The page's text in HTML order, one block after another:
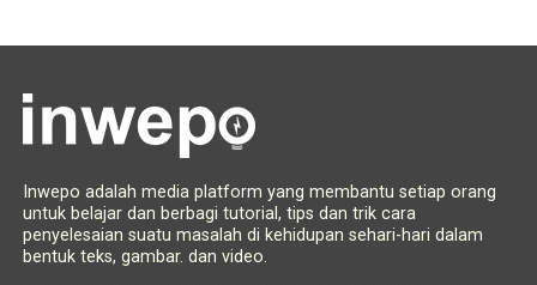
Inwepo adalah media platform yang membantu setiap orang
untuk belajar dan berbagi tutorial, tips dan trik cara
penyelesaian suatu masalah di kehidupan sehari-hari dalam
bentuk teks, gambar. dan video.